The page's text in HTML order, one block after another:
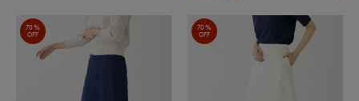
70%
OFF
70%
OFF